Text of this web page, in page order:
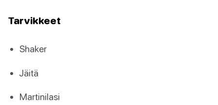
Tarvikkeet
Shaker
Jäitä
Martinilasi